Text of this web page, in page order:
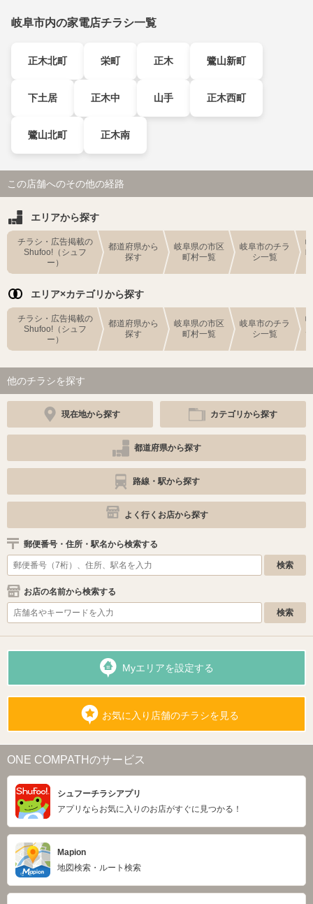
岐阜市内の家電店チラシ一覧
正木北町 栄町 正木 鷺山新町
下土居 正木中 山手 正木西町
鷺山北町 正木南
この店舗へのその他の経路
エリアから探す
チラシ・広告掲載の
Shufoo!（シュフ
ー）
都道府県から
探す
岐阜県の市区
町村一覧
岐阜市のチラ
シ一覧
エリア×カテゴリから探す
チラシ・広告掲載の
Shufoo!（シュフ
ー）
都道府県から
探す
岐阜県の市区
町村一覧
岐阜市のチラ
シ一覧
他のチラシを探す
現在地から探す カテゴリから探す
都道府県から探す
路線・駅から探す
よく行くお店から探す
郵便番号・住所・駅名から検索する
お店の名前から検索する
Myエリアを設定する
お気に入り店舗のチラシを見る
ONE COMPATHのサービス
シュフーチラシアプリ
アプリならお気に入りのお店がすぐに見つかる！
Mapion
地図検索・ルート検索